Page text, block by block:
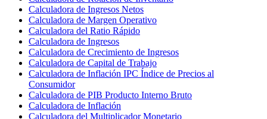
Calculadora de Ingresos Netos
Calculadora de Margen Operativo
Calculadora del Ratio Rápido
Calculadora de Ingresos
Calculadora de Crecimiento de Ingresos
Calculadora de Capital de Trabajo
Calculadora de Inflación IPC Índice de Precios al
Consumidor
Calculadora de PIB Producto Interno Bruto
Calculadora de Inflación
Calculadora del Multiplicador Monetario